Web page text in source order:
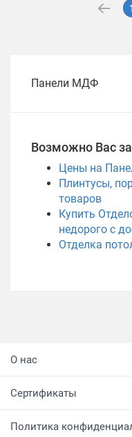
Панели МДФ
Возможно Вас
Цены на
Плинтусы,
товаров
Купить
недорого с
Отделка
О нас
Сертификаты
Политика